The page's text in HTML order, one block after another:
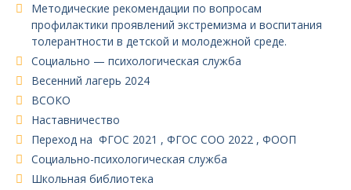
Методические рекомендации по вопросам
профилактики проявлений экстремизма и воспитания
толерантности в детской и молодежной среде.
Социально — психологическая служба
Весенний лагерь 2024
ВСОКО
Наставничество
Переход на ФГОС 2021 , ФГОС СОО 2022 , ФООП
Социально-психологическая служба
Школьная библиотека